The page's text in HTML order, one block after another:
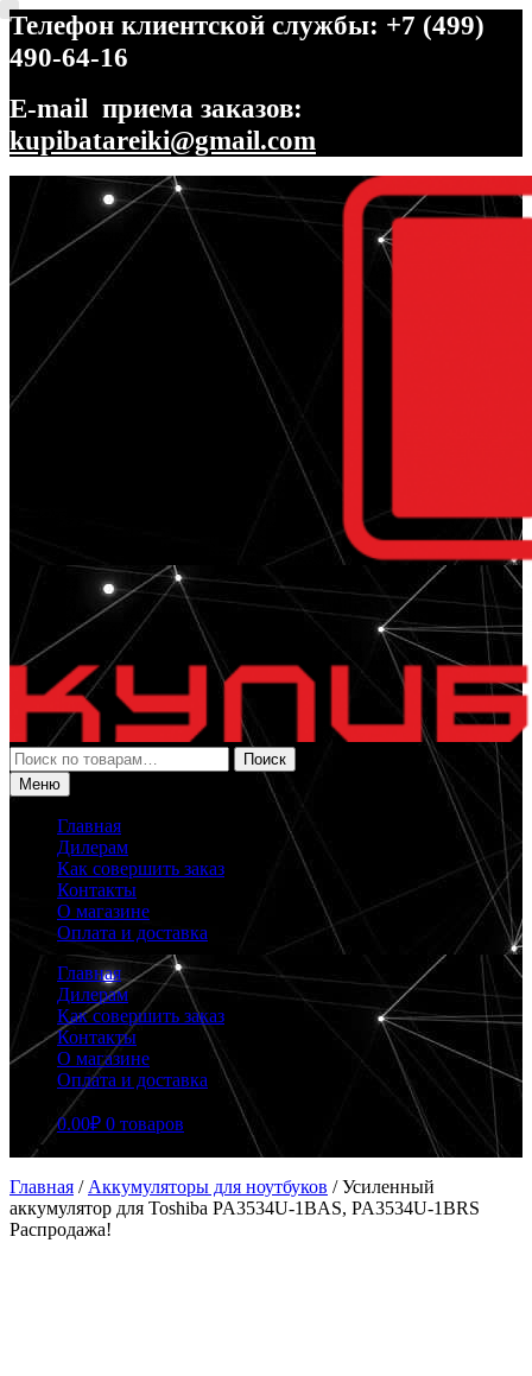
Телефон клиентской службы: +7 (499)
490-64-16
E-mail приема заказов:
kupibatareiki@gmail.com
Перейти
навигации
Перейти
содержимому
Искать:
Поиск
Меню
Главная
Дилерам
Как совершить заказ
Контакты
О магазине
Оплата и доставка
Главная
Дилерам
Как совершить заказ
Контакты
О магазине
Оплата и доставка
0.00₽ 0 товаров
Главная / Аккумуляторы для ноутбуков /Усиленный
аккумулятор для Toshiba PA3534U-1BAS, PA3534U-1BRS
Распродажа!